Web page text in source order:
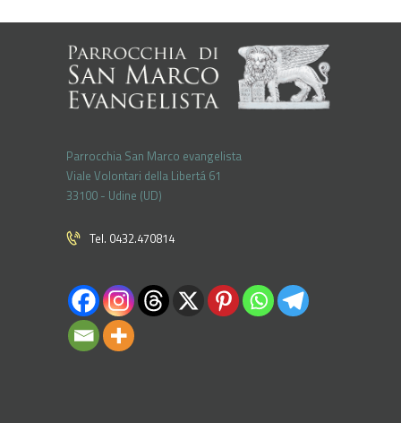
Parrocchia San Marco evangelista
Viale Volontari della Libertá 61
33100 - Udine (UD)
Tel. 0432.470814